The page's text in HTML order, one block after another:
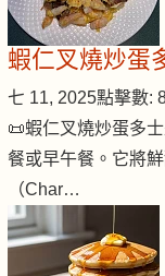
蝦仁叉燒炒蛋
七 11, 2025點擊數:
📜蝦仁叉燒炒蛋多
餐或早午餐。它將
（Char…